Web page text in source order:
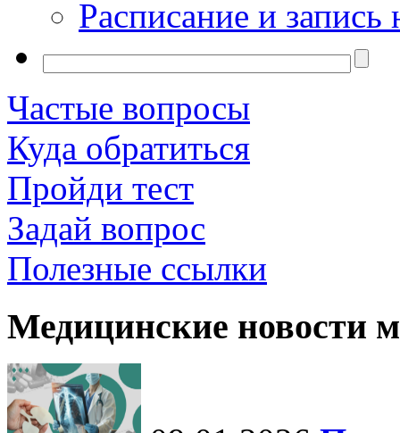
Расписание и запись
Частые вопросы
Куда обратиться
Пройди тест
Задай вопрос
Полезные ссылки
Медицинские новости